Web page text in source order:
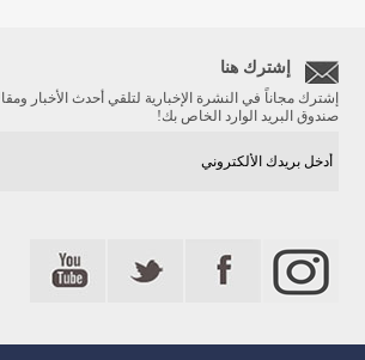
إشترك هنا
إشترك مجاناً في النشرة الإخبارية لتلقي أحدث الأخبار
صندوق البريد الوارد الخاص بك!